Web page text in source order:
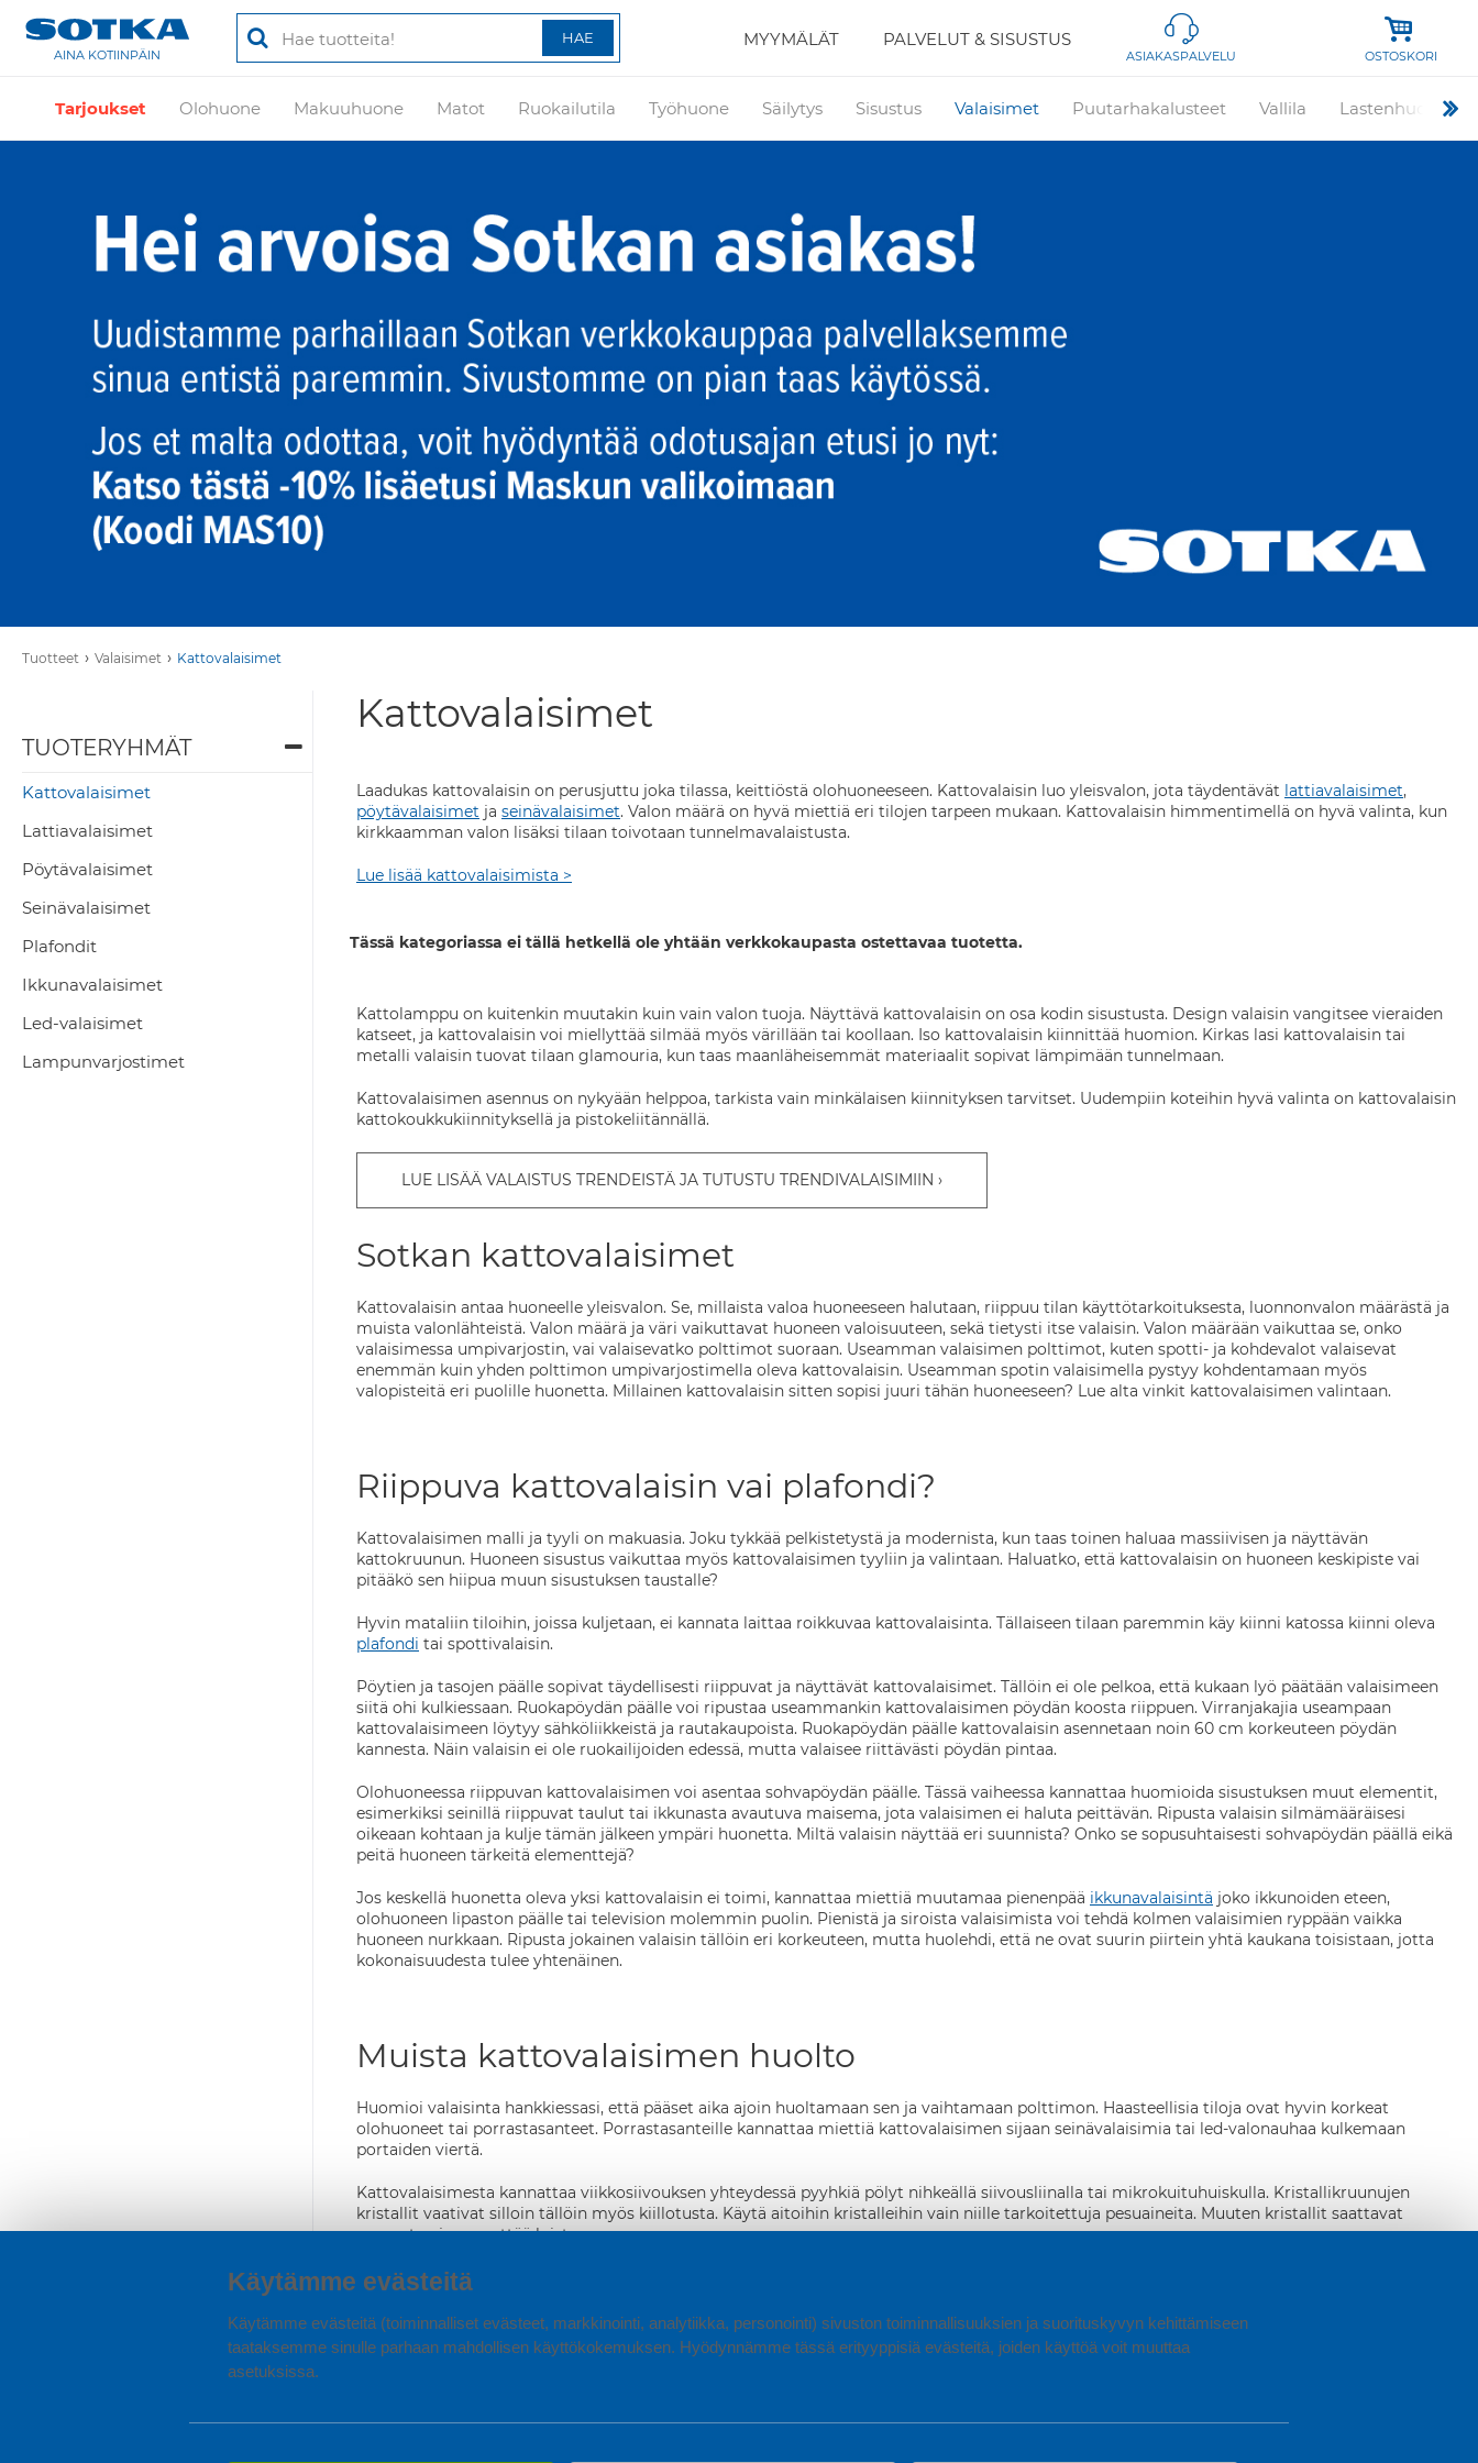
Käytämme evästeitä
Käytämme evästeitä (toiminnalliset evästeet, markkinointi, analytiikka, personointi) sivuston toiminnallisuuksien ja suorituskyvyn kehittämiseen
taataksemme sinulle parhaan mahdollisen käyttökokemuksen. Hyödynnämme tässä erityyppisiä evästeitä, joiden käyttöä voit muuttaa
asetuksissa.
AINA KOTIINPÄIN ASIAKASPALVELU OSTOSKORI
Tarjoukset Olohuone Makuuhuone Matot Ruokailutila Työhuone Säilytys Sisustus Valaisimet Puutarhakalusteet Vallila Lastenhuone
MYYMÄLÄT PALVELUT & SISUSTUS
Tuotteet › Valaisimet › Kattovalaisimet
TUOTERYHMÄT
Kattovalaisimet
Lattiavalaisimet
Pöytävalaisimet
Seinävalaisimet
Plafondit
Ikkunavalaisimet
Led-valaisimet
Lampunvarjostimet
Kattovalaisimet
Laadukas kattovalaisin on perusjuttu joka tilassa, keittiöstä olohuoneeseen. Kattovalaisin luo yleisvalon, jota täydentävät lattiavalaisimet,
pöytävalaisimet ja seinävalaisimet. Valon määrä on hyvä miettiä eri tilojen tarpeen mukaan. Kattovalaisin himmentimellä on hyvä valinta, kun
kirkkaamman valon lisäksi tilaan toivotaan tunnelmavalaistusta.
Lue lisää kattovalaisimista >
Tässä kategoriassa ei tällä hetkellä ole yhtään verkkokaupasta ostettavaa tuotetta.
Kattolamppu on kuitenkin muutakin kuin vain valon tuoja. Näyttävä kattovalaisin on osa kodin sisustusta. Design valaisin vangitsee vieraiden
katseet, ja kattovalaisin voi miellyttää silmää myös värillään tai koollaan. Iso kattovalaisin kiinnittää huomion. Kirkas lasi kattovalaisin tai
metalli valaisin tuovat tilaan glamouria, kun taas maanläheisemmät materiaalit sopivat lämpimään tunnelmaan.
Kattovalaisimen asennus on nykyään helppoa, tarkista vain minkälaisen kiinnityksen tarvitset. Uudempiin koteihin hyvä valinta on kattovalaisin
kattokoukkukiinnityksellä ja pistokeliitännällä.
LUE LISÄÄ VALAISTUS TRENDEISTÄ JA TUTUSTU TRENDIVALAISIMIIN
Sotkan kattovalaisimet
Kattovalaisin antaa huoneelle yleisvalon. Se, millaista valoa huoneeseen halutaan, riippuu tilan käyttötarkoituksesta, luonnonvalon määrästä ja
muista valonlähteistä. Valon määrä ja väri vaikuttavat huoneen valoisuuteen, sekä tietysti itse valaisin. Valon määrään vaikuttaa se, onko
valaisimessa umpivarjostin, vai valaisevatko polttimot suoraan. Useamman valaisimen polttimot, kuten spotti- ja kohdevalot valaisevat
enemmän kuin yhden polttimon umpivarjostimella oleva kattovalaisin. Useamman spotin valaisimella pystyy kohdentamaan myös
valopisteitä eri puolille huonetta. Millainen kattovalaisin sitten sopisi juuri tähän huoneeseen? Lue alta vinkit kattovalaisimen valintaan.
Riippuva kattovalaisin vai plafondi?
Kattovalaisimen malli ja tyyli on makuasia. Joku tykkää pelkistetystä ja modernista, kun taas toinen haluaa massiivisen ja näyttävän
kattokruunun. Huoneen sisustus vaikuttaa myös kattovalaisimen tyyliin ja valintaan. Haluatko, että kattovalaisin on huoneen keskipiste vai
pitääkö sen hiipua muun sisustuksen taustalle?
Hyvin mataliin tiloihin, joissa kuljetaan, ei kannata laittaa roikkuvaa kattovalaisinta. Tällaiseen tilaan paremmin käy kiinni katossa kiinni oleva
plafondi tai spottivalaisin.
Pöytien ja tasojen päälle sopivat täydellisesti riippuvat ja näyttävät kattovalaisimet. Tällöin ei ole pelkoa, että kukaan lyö päätään valaisimeen
siitä ohi kulkiessaan. Ruokapöydän päälle voi ripustaa useammankin kattovalaisimen pöydän koosta riippuen. Virranjakajia useampaan
kattovalaisimeen löytyy sähköliikkeistä ja rautakaupoista. Ruokapöydän päälle kattovalaisin asennetaan noin 60 cm korkeuteen pöydän
kannesta. Näin valaisin ei ole ruokailijoiden edessä, mutta valaisee riittävästi pöydän pintaa.
Olohuoneessa riippuvan kattovalaisimen voi asentaa sohvapöydän päälle. Tässä vaiheessa kannattaa huomioida sisustuksen muut elementit,
esimerkiksi seinillä riippuvat taulut tai ikkunasta avautuva maisema, jota valaisimen ei haluta peittävän. Ripusta valaisin silmämääräisesi
oikeaan kohtaan ja kulje tämän jälkeen ympäri huonetta. Miltä valaisin näyttää eri suunnista? Onko se sopusuhtaisesti sohvapöydän päällä eikä
peitä huoneen tärkeitä elementtejä?
Jos keskellä huonetta oleva yksi kattovalaisin ei toimi, kannattaa miettiä muutamaa pienenpää ikkunavalaisintä joko ikkunoiden eteen,
olohuoneen lipaston päälle tai television molemmin puolin. Pienistä ja siroista valaisimista voi tehdä kolmen valaisimien ryppään vaikka
huoneen nurkkaan. Ripusta jokainen valaisin tällöin eri korkeuteen, mutta huolehdi, että ne ovat suurin piirtein yhtä kaukana toisistaan, jotta
kokonaisuudesta tulee yhtenäinen.
Muista kattovalaisimen huolto
Huomioi valaisinta hankkiessasi, että pääset aika ajoin huoltamaan sen ja vaihtamaan polttimon. Haasteellisia tiloja ovat hyvin korkeat
olohuoneet tai porrastasanteet. Porrastasanteille kannattaa miettiä kattovalaisimen sijaan seinävalaisimia tai led-valonauhaa kulkemaan
portaiden viertä.
Kattovalaisimesta kannattaa viikkosiivouksen yhteydessä pyyhkiä pölyt nihkeällä siivousliinalla tai mikrokuituhuiskulla. Kristallikruunujen
kristallit vaativat silloin tällöin myös kiillotusta. Käytä aitoihin kristalleihin vain niille tarkoitettuja pesuaineita. Muuten kristallit saattavat
sumentua ja menettää loistonsa.
Kankaiset lampunvarjostimet kannattaa imuroida ainakin kerran vuodessa imurin tekstiilisuulakkeella varovaisesti.
LUE TÄSTÄ LISÄÄ KODIN VALAISTUKSESTA
verkkokaupan valaisinmallistosta. Tutustu ja valaistu vielä tänään!